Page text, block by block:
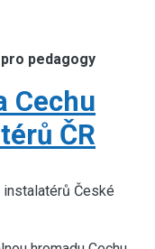
pedagogy
Cechu
ČR
instalatérů České